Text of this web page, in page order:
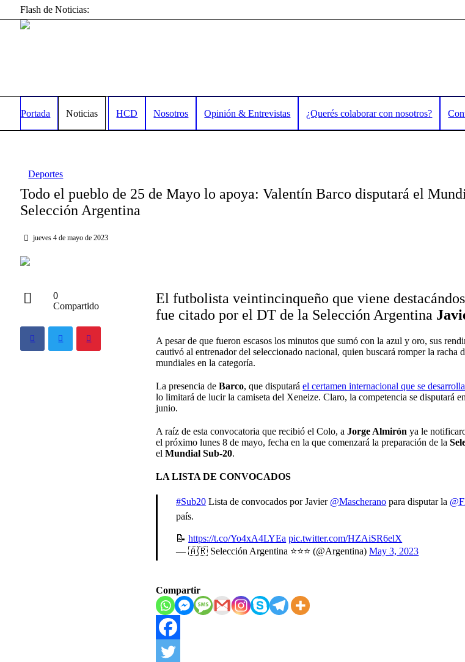
Flash de Noticias:
Portada Noticias HCD Nosotros Opinión & Entrevistas ¿Querés colaborar con nosotros?
Deportes
Todo el pueblo de 25 de Mayo lo apoya: Valentín Barco disputará el
Selección Argentina
jueves 4 de mayo de 2023
0
Compartido
El futbolista veintincinqueño que viene
fue citado por el DT de la Selección Argentina
A pesar de que fueron escasos los minutos que sumó con la azul y oro, sus
cautivó al entrenador del seleccionado nacional, quien buscará romper la racha
mundiales en la categoría.
La presencia deBarco, que disputaráel certamen internacional que se
lo limitará de lucir la camiseta del Xeneize. Claro, la competencia se disputará
junio.
A raíz de esta convocatoria que recibió el Colo, aJorge Almirónya le
el próximo lunes 8 de mayo, fecha en la que comenzará la preparación de la
elMundial Sub-20.
LA LISTA DE CONVOCADOS
#Sub20 Lista de convocados por Javier @Mascherano para disputar la
país.
📝https://t.co/Yo4xA4LYEa pic.twitter.com/HZAiSR6elX
— 🇦🇷 Selección Argentina ⭐⭐⭐ (@Argentina)May 3, 2023
Compartir